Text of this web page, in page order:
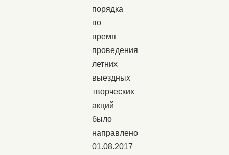
порядка
во
время
проведения
летних
выездных
творческих
акций
было
направлено
01.08.2017